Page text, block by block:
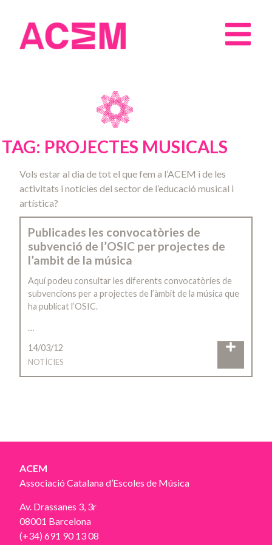
TAG: PROJECTES MUSICALS
Vols estar al dia de tot el que fem a l’ACEM i de les
activitats i notícies del sector de l’educació musical i
artística?
Publicades les convocatòries de
subvenció de l’OSIC per projectes de
l’ambit de la música
Aquí podeu consultar les diferents convocatòries de
subvencions per a projectes de l’àmbit de la música que
ha publicat l’OSIC.
…
14/03/12
NOTÍCIES
ACEM
Associació Catalana d’Escoles de Música
Av. Drassanes 3, 3r
08001 Barcelona
(+34) 691 90 13 08